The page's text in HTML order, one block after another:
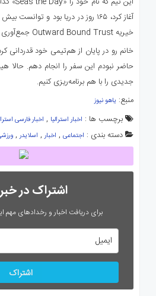
خیریه Outward Bound Trust جمع‌آوری کند.
خانم رو در پایان از هم‌تیمی خود
حاضر نبودم این سفر را انجام دهم. حالا
جدیدی را با هم برنامه‌ریزی کنیم.
منبع: یاهو نیوز
برچسب ها : اخبار استرالیا , اخبار فارسی
دسته بندی : اجتماعی, اخبار, اسلایدر,
اشتراک در
برای دریافت اخبار و رخدادهای مهم
اشتراک